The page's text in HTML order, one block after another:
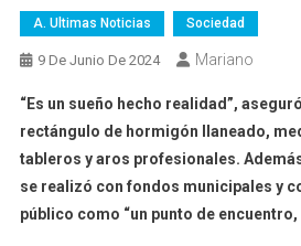
A. Ultimas Noticias Sociedad
9 De Junio De 2024 Mariano
“Es un sueño hecho realidad”,
rectángulo de hormigón llaneado,
tableros y aros profesionales.
se realizó con fondos municipales y
público como “un punto de